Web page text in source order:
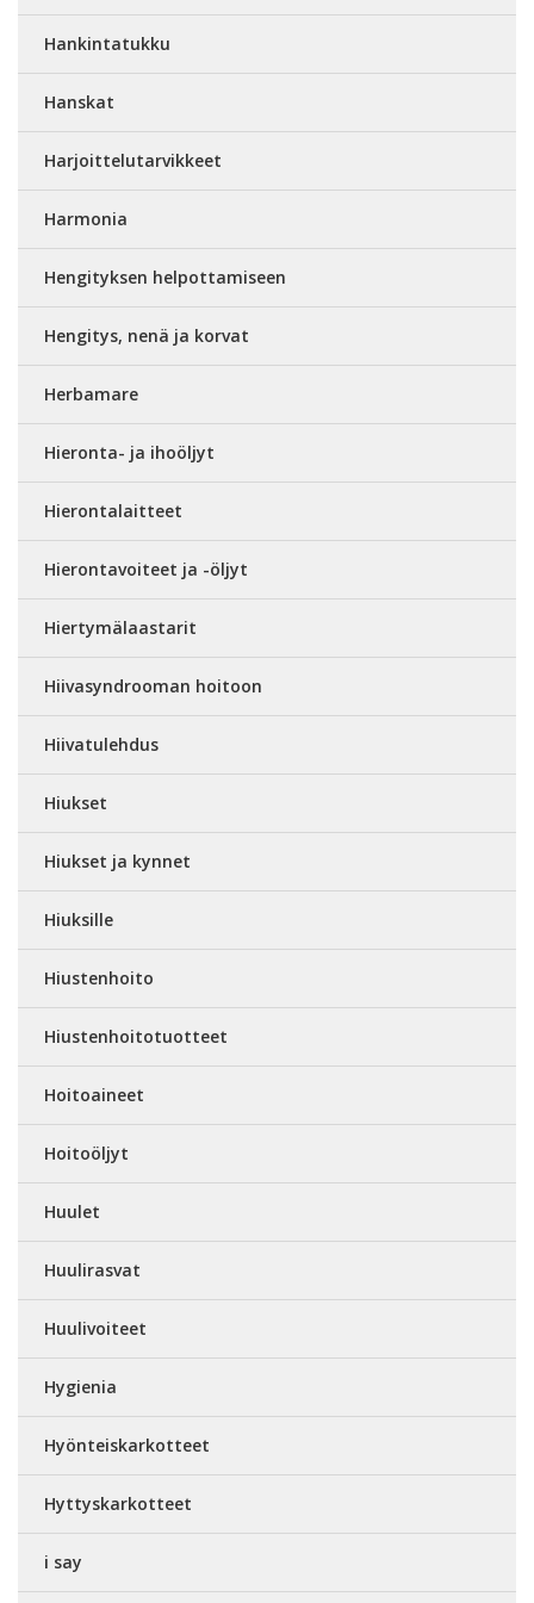
Hankintatukku
Hanskat
Harjoittelutarvikkeet
Harmonia
Hengityksen helpottamiseen
Hengitys, nenä ja korvat
Herbamare
Hieronta- ja ihoöljyt
Hierontalaitteet
Hierontavoiteet ja -öljyt
Hiertymälaastarit
Hiivasyndrooman hoitoon
Hiivatulehdus
Hiukset
Hiukset ja kynnet
Hiuksille
Hiustenhoito
Hiustenhoitotuotteet
Hoitoaineet
Hoitoöljyt
Huulet
Huulirasvat
Huulivoiteet
Hygienia
Hyönteiskarkotteet
Hyttyskarkotteet
i say